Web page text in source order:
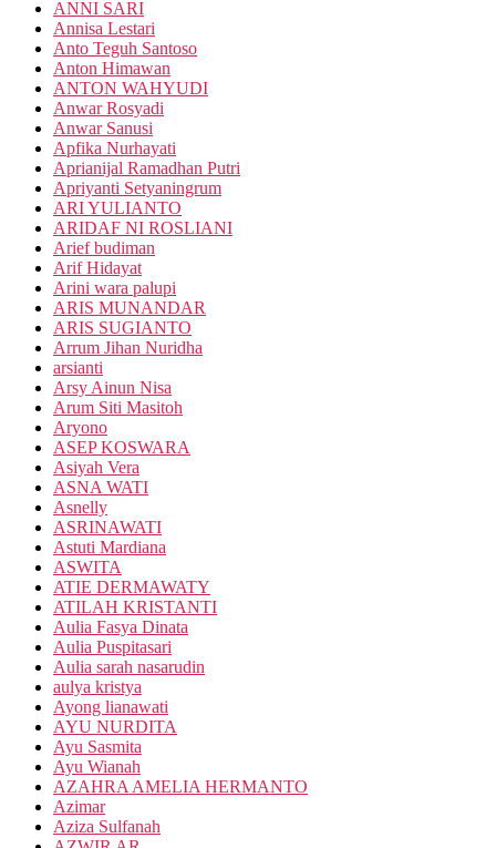
ANNI SARI
Annisa Lestari
Anto Teguh Santoso
Anton Himawan
ANTON WAHYUDI
Anwar Rosyadi
Anwar Sanusi
Apfika Nurhayati
Aprianijal Ramadhan Putri
Apriyanti Setyaningrum
ARI YULIANTO
ARIDAF NI ROSLIANI
Arief budiman
Arif Hidayat
Arini wara palupi
ARIS MUNANDAR
ARIS SUGIANTO
Arrum Jihan Nuridha
arsianti
Arsy Ainun Nisa
Arum Siti Masitoh
Aryono
ASEP KOSWARA
Asiyah Vera
ASNA WATI
Asnelly
ASRINAWATI
Astuti Mardiana
ASWITA
ATIE DERMAWATY
ATILAH KRISTANTI
Aulia Fasya Dinata
Aulia Puspitasari
Aulia sarah nasarudin
aulya kristya
Ayong lianawati
AYU NURDITA
Ayu Sasmita
Ayu Wianah
AZAHRA AMELIA HERMANTO
Azimar
Aziza Sulfanah